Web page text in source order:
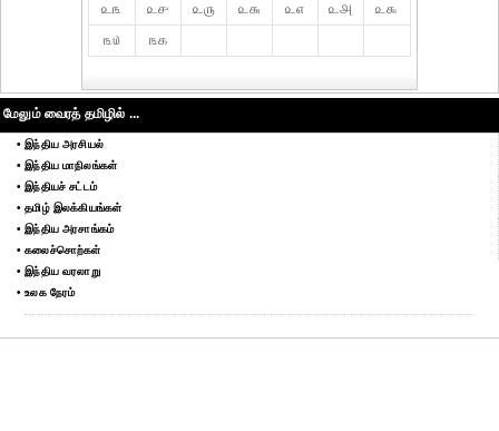
௨௩
௨௪ ௨௫ ௨௬ ௨௭ ௨௮
௨௯
௩௰
௩௧
மேலும் வைரத் தமிழில் ...
• இந்திய அரசியல்
• இந்திய மாநிலங்கள்
• இந்தியச் சட்டம்
• தமிழ் இலக்கியங்கள்
• இந்திய அரசாங்கம்
• கலைச்சொற்கள்
• இந்திய வரலாறு
• உலக நேரம்